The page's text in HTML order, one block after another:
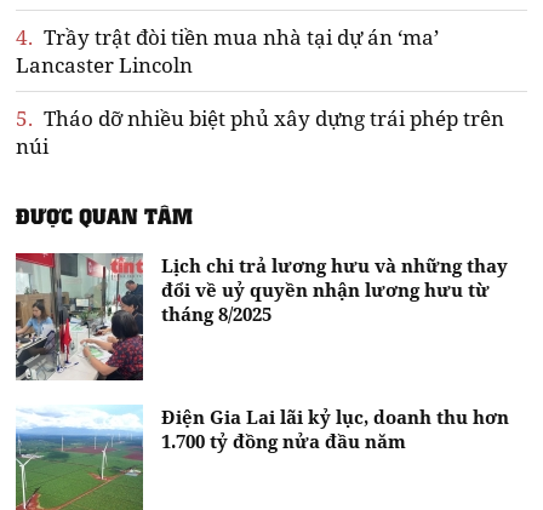
4. Trầy trật đòi tiền mua nhà tại dự án ‘ma’
Lancaster Lincoln
5. Tháo dỡ nhiều biệt phủ xây dựng trái phép trên
núi
ĐƯỢC QUAN TÂM
Lịch chi trả lương hưu và những thay
đổi về uỷ quyền nhận lương hưu từ
tháng 8/2025
Điện Gia Lai lãi kỷ lục, doanh thu hơn
1.700 tỷ đồng nửa đầu năm